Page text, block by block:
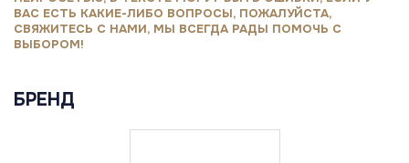
ВАС ЕСТЬ КАКИЕ-ЛИБО ВОПРОСЫ, ПОЖАЛУЙСТА,
СВЯЖИТЕСЬ С НАМИ, МЫ ВСЕГДА РАДЫ ПОМОЧЬ С
ВЫБОРОМ!
БРЕНД